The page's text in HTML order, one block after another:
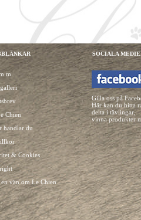
Chien
handlar du
& Cookies
en vän om Le Chien
SOCIALA
Gilla oss på
Här kan du hitta
delta i tävlingar,
vinna produkter